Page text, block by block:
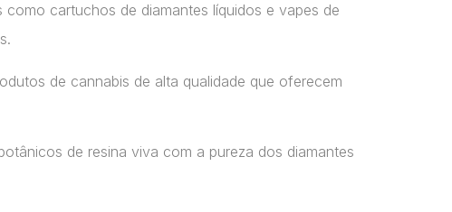
cartuchos de diamantes líquidos e vapes de
de cannabis de alta qualidade que oferecem
de resina viva com a pureza dos diamantes